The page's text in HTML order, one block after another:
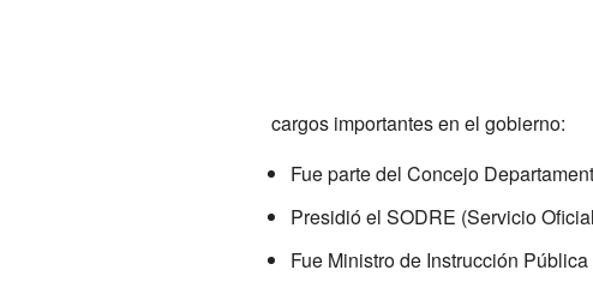
cargos importantes en el gobierno:
Fue parte del Concejo
Presidió el SODRE (Servicio
Fue Ministro de Instrucción